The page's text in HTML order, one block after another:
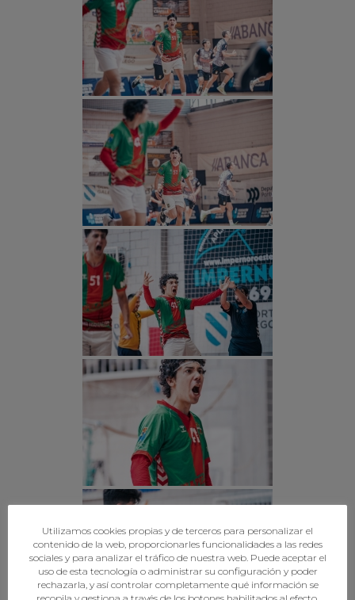
Utilizamos cookies propias y de terceros para personalizar el
contenido de la web, proporcionarles funcionalidades a las redes
sociales y para analizar el tráfico de nuestra web. Puede aceptar el
uso de esta tecnología o administrar su configuración y poder
rechazarla, y así controlar completamente qué información se